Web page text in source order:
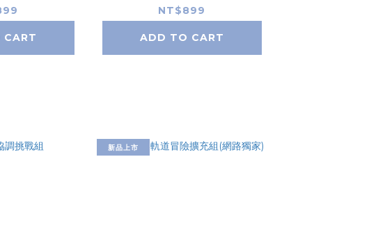
NT$899
ADD TO CART
新品上市